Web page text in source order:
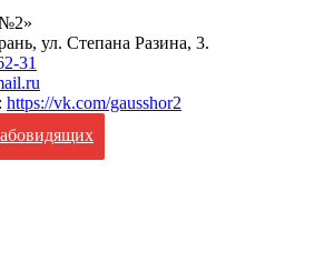
ул. Степана Разина, 3.
31
https://vk.com/gausshor2